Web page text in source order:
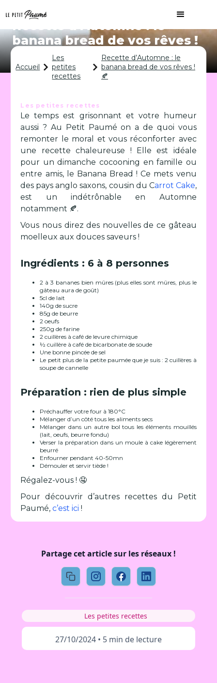
Recette d’Automne : le
banana bread de vos rêves !
Accueil
Les
petites
recettes
Recette d’Automne : le
banana bread de vos rêves !
🍂
Les petites recettes
Le temps est grisonnant et votre humeur
aussi ? Au Petit Paumé on a de quoi vous
remonter le moral et vous réconforter avec
une recette chaleureuse ! Elle est idéale
pour un dimanche cocooning en famille ou
entre amis, le Banana Bread ! Ce mets venu
des pays anglo saxons, cousin du Carrot Cake,
est un indétrônable en Automne
notamment 🍂.
Vous nous direz des nouvelles de ce gâteau
moelleux aux douces saveurs !
Ingrédients : 6 à 8 personnes
2 à 3 bananes bien mûres (plus elles sont mûres, plus le
gâteau aura de goût)
5cl de lait
140g de sucre
85g de beurre
2 oeufs
250g de farine
2 cuillères à café de levure chimique
½ cuillère à café de bicarbonate de soude
Une bonne pincée de sel
Le petit plus de la petite paumée que je suis : 2 cuillères à
soupe de cannelle
Préparation : rien de plus simple
Préchauffer votre four à 180°C
Mélanger d’un côté tous les aliments secs
Mélanger dans un autre bol tous les éléments mouillés
(lait, oeufs, beurre fondu)
Verser la préparation dans un moule à cake légèrement
beurré
Enfourner pendant 40-50mn
Démouler et servir tiède !
Régalez-vous ! 🤤
Pour découvrir d’autres recettes du Petit
Paumé,c’est ici!
Partage cet article sur les réseaux !
Les petites recettes
27/10/2024 • 5 min de lecture